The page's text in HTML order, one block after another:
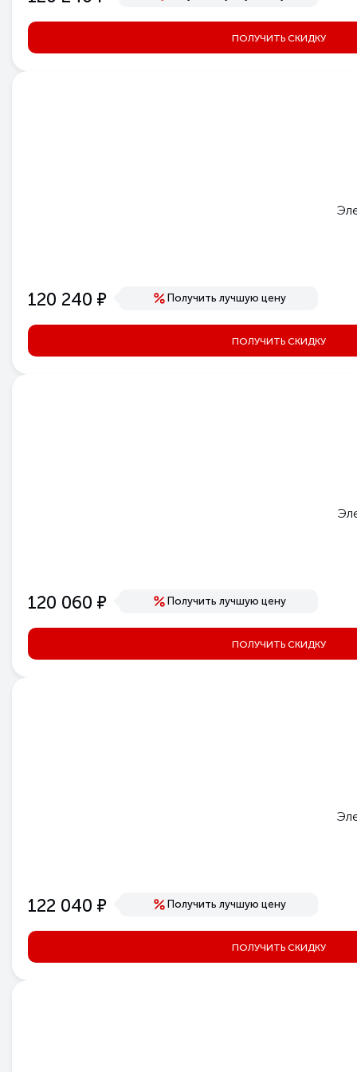
ПОЛУЧИТЬ СКИДКУ
120 240 е Получить лучшую цену
ПОЛУЧИТЬ СКИДКУ
120 060 е Получить лучшую цену
ПОЛУЧИТЬ СКИДКУ
122 040 е Получить лучшую цену
ПОЛУЧИТЬ СКИДКУ